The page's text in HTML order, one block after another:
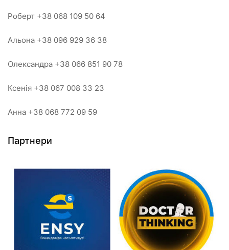
Роберт +38 068 109 50 64
Альона +38 096 929 36 38
Олександра +38 066 851 90 78
Ксенія +38 067 008 33 23
Анна +38 068 772 09 59
Партнери